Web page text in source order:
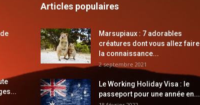
Articles populaires
Marsupiaux : 7 adorables
créatures dont vous allez faire
la connaissance...
2 septembre 2021
Le Working Holiday Visa : le
passeport pour une année en...